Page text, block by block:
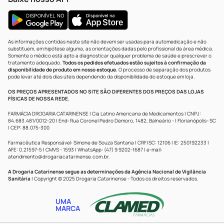
As informações contidas neste site não devem ser usadas para automedicação e não
substituem, em hipótese alguma, as orientações dadas pelo profissional da área médica.
Somente o médico está apto a diagnosticar qualquer problema de saúde e prescrever o
tratamento adequado. Todos os pedidos efetuados estão sujeitos à confirmação da
disponibilidade de produto em nosso estoque.O processo de separação dos produtos
pode levar até dois dias úteis dependendo da disponibilidade do estoque em loja.
OS PREÇOS APRESENTADOS NO SITE SÃO DIFERENTES DOS PREÇOS DAS LOJAS
FÍSICAS DE NOSSA REDE.
FARMÁCIA DROGARIA CATARINENSE | Cia Latino Americana de Medicamentos | CNPJ:
84.683.481/0012-20 | End: Rua Coronel Pedro Demoro, 1482, Balneário - | Florianópolis- SC
| CEP: 88.075-300
Farmacêutica Responsável: Simone de Souza Santana | CRF/SC: 12106 | IE: 250192233 |
AFE: 0.21597-5 | CMVS - 1593 | WhatsApp: (47) 9 9202-1687 | e-mail:
atendimento@drogariacatarinense.com.br.
A Drogaria Catarinense segue as determinações da Agência Nacional de Vigilância
Sanitária | Copyright © 2025 Drogaria Catarinense - Todos os direitos reservados.
UMA
MARCA